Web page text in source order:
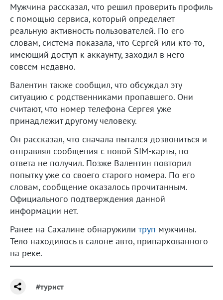
Мужчина рассказал, что решил проверить профиль
с помощью сервиса, который определяет
реальную активность пользователей. По его
словам, система показала, что Сергей или кто-то,
имеющий доступ к аккаунту, заходил в него
совсем недавно.
Валентин также сообщил, что обсуждал эту
ситуацию с родственниками пропавшего. Они
считают, что номер телефона Сергея уже
принадлежит другому человеку.
Он рассказал, что сначала пытался дозвониться и
отправлял сообщения с новой SIM-карты, но
ответа не получил. Позже Валентин повторил
попытку уже со своего старого номера. По его
словам, сообщение оказалось прочитанным.
Официального подтверждения данной
информации нет.
Ранее на Сахалине обнаружили труп мужчины.
Тело находилось в салоне авто, припаркованного
на реке.
#турист